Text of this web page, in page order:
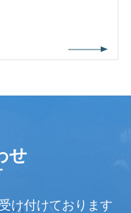
せ
け付けております